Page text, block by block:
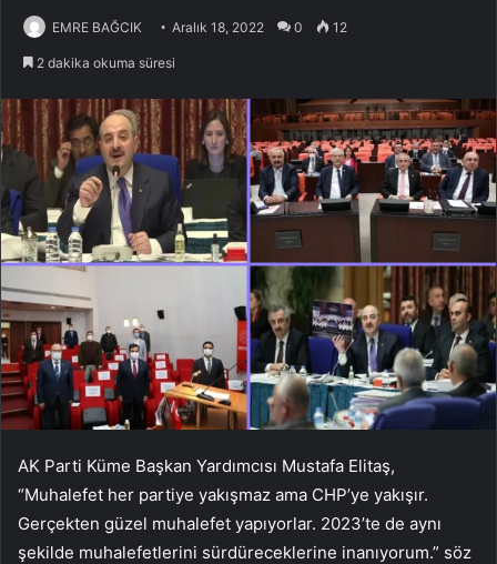
EMRE BAĞCIK Aralık 18, 2022 0 12
2 dakika okuma süresi
AK Parti Küme Başkan Yardımcısı Mustafa Elitaş,
“Muhalefet her partiye yakışmaz ama CHP’ye yakışır.
Gerçekten güzel muhalefet yapıyorlar. 2023’te de aynı
şekilde muhalefetlerini sürdüreceklerine inanıyorum.” söz